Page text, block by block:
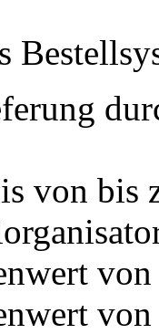
von bis